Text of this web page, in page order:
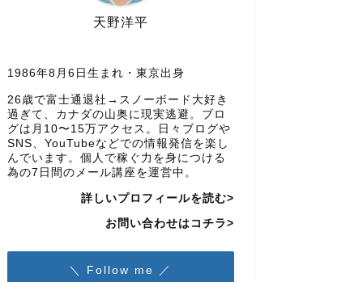
天野洋平
1986年8月6日生まれ・東京出身
26歳で富士通退社→スノーボード大好き
過ぎて、カナダの山奥に現実逃避。ブロ
グは月10〜15万アクセス。日々ブログや
SNS、YouTubeなどでの情報発信を楽し
んでいます。個人で稼ぐ力を身につける
為の7日間のメール講座を運営中。
詳しいプロフィールを読む>
お問い合わせはコチラ>
＼ Follow me ／